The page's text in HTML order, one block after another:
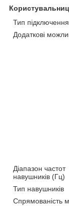
Тип підключення
Додаткові
Діапазон частот
навушників (Гц)
Тип навушників
Спрямованість